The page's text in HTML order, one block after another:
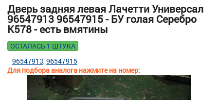
Дверь задняя левая Лачетти Универсал
96547913 96547915 - БУ голая Серебро
К578 - есть вмятины
ОСТАЛАСЬ 1 ШТУКА
Для подбора аналога нажмите на номер:
96547913 96547915